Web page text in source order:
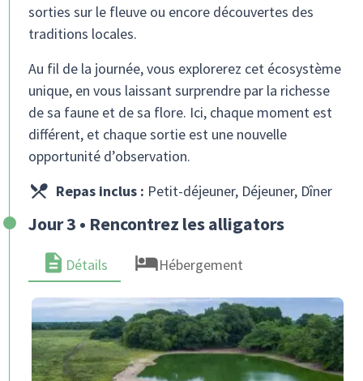
sorties sur le fleuve ou encore découvertes des
traditions locales.
Au fil de la journée, vous explorerez cet écosystème
unique, en vous laissant surprendre par la richesse
de sa faune et de sa flore. Ici, chaque moment est
différent, et chaque sortie est une nouvelle
opportunité d’observation.
Repas inclus : Petit-déjeuner, Déjeuner, Dîner
Jour 3 • Rencontrez les alligators
Détails Hébergement